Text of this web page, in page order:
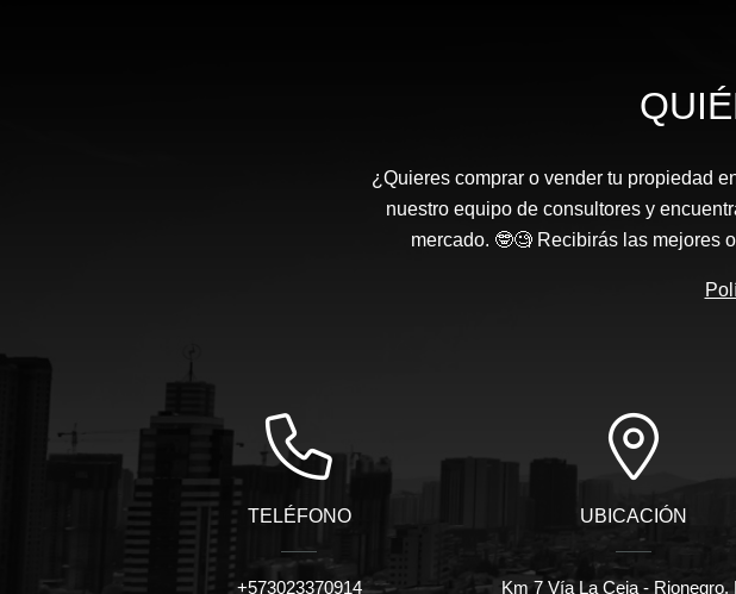
¿Quieres comprar o vender tu propiedad
nuestro equipo de consultores y
mercado. 🤓🧐 Recibirás las mejores
TELÉFONO
+573023370914
UBICACIÓN
Km 7 Vía La Ceja - Rionegro,